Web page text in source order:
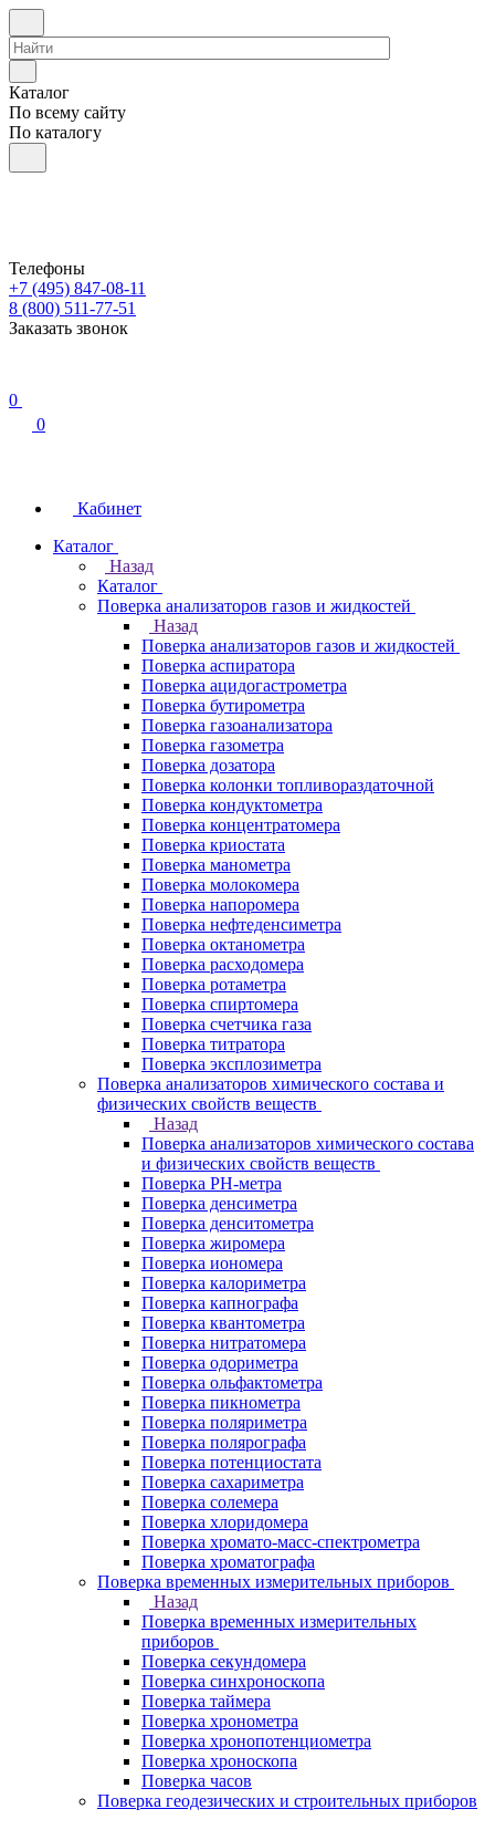
Каталог
По всему сайту
По каталогу
Телефоны
+7 (495) 847-08-11
8 (800) 511-77-51
Заказать звонок
0
0
Кабинет
Каталог
Назад
Каталог
Поверка анализаторов газов и жидкостей
Назад
Поверка анализаторов газов и жидкостей
Поверка аспиратора
Поверка ацидогастрометра
Поверка бутирометра
Поверка газоанализатора
Поверка газометра
Поверка дозатора
Поверка колонки топливораздаточной
Поверка кондуктометра
Поверка концентратомера
Поверка криостата
Поверка манометра
Поверка молокомера
Поверка напоромера
Поверка нефтеденсиметра
Поверка октанометра
Поверка расходомера
Поверка ротаметра
Поверка спиртомера
Поверка счетчика газа
Поверка титратора
Поверка эксплозиметра
Поверка анализаторов химического состава и
физических свойств веществ
Назад
Поверка анализаторов химического состава
и физических свойств веществ
Поверка PH-метра
Поверка денсиметра
Поверка денситометра
Поверка жиромера
Поверка иономера
Поверка калориметра
Поверка капнографа
Поверка квантометра
Поверка нитратомера
Поверка одориметра
Поверка ольфактометра
Поверка пикнометра
Поверка поляриметра
Поверка полярографа
Поверка потенциостата
Поверка сахариметра
Поверка солемера
Поверка хлоридомера
Поверка хромато-масс-спектрометра
Поверка хроматографа
Поверка временных измерительных приборов
Назад
Поверка временных измерительных
приборов
Поверка секундомера
Поверка синхроноскопа
Поверка таймера
Поверка хронометра
Поверка хронопотенциометра
Поверка хроноскопа
Поверка часов
Поверка геодезических и строительных приборов